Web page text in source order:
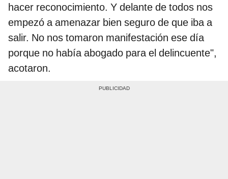
hacer reconocimiento. Y delante de todos nos
empezó a amenazar bien seguro de que iba a
salir. No nos tomaron manifestación ese día
porque no había abogado para el delincuente",
acotaron.